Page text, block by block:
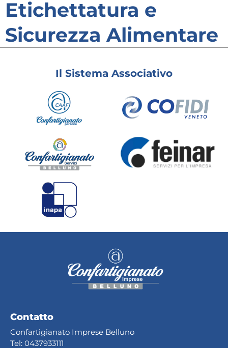
Etichettatura e
Sicurezza Alimentare
Il Sistema Associativo
Contatto
Confartigianato Imprese Belluno
Tel: 0437933111